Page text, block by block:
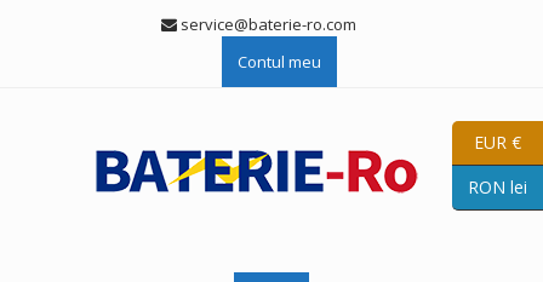
service@baterie-ro.com
Contul meu
EUR €
RON lei